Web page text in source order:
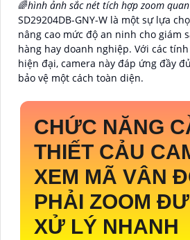
🌈hình ảnh sắc nét tích hợp zoom quan
SD29204DB-GNY-W là một sự lựa
nâng cao mức độ an ninh cho giám
hàng hay doanh nghiệp. Với các
hiện đại, camera này đáp ứng đầy
bảo vệ một cách toàn diện.
CHỨC NĂNG
THIẾT CẢU
XEM MÃ VÂN
PHẢI ZOOM
XỬ LÝ NHANH